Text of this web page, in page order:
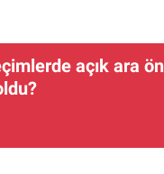
açık ara